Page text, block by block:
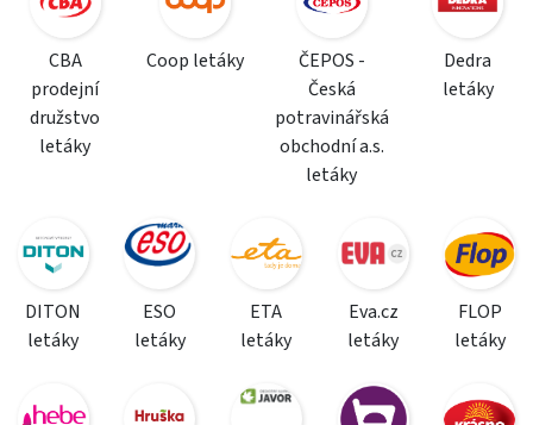
CBA
prodejní
družstvo
letáky
Coop letáky
ČEPOS -
Česká
potravinářská
obchodní a.s.
letáky
Dedra
letáky
DITON
letáky
ESO
letáky
ETA
letáky
Eva.cz
letáky
FLOP
letáky